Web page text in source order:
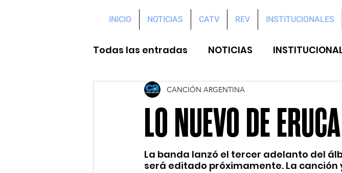
INICIO NOTICIAS CATV REV INSTITUCIONALES
Todas las entradas NOTICIAS
LO NUEVO DE
CANCIÓN ARGENTINA
La banda lanzó el tercer adelanto del
será editado próximamente. La